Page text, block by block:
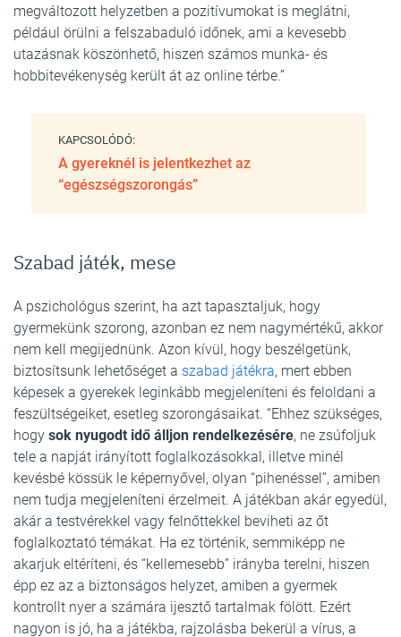
megváltozott helyzetben a pozitívumokat is meglátni,
például örülni a felszabaduló időnek, ami a kevesebb
utazásnak köszönhető, hiszen számos munka- és
hobbitevékenység került át az online térbe.”
KAPCSOLÓDÓ:
A gyereknél is jelentkezhet az
“egészségszorongás”
Szabad játék, mese
A pszichológus szerint, ha azt tapasztaljuk, hogy
gyermekünk szorong, azonban ez nem nagymértékű, akkor
nem kell megijednünk. Azon kívül, hogy beszélgetünk,
biztosítsunk lehetőséget a szabad játékra, mert ebben
képesek a gyerekek leginkább megjeleníteni és feloldani a
feszültségeiket, esetleg szorongásaikat. “Ehhez szükséges,
hogy sok nyugodt idő álljon rendelkezésére, ne zsúfoljuk
tele a napját irányított foglalkozásokkal, illetve minél
kevésbé kössük le képernyővel, olyan “pihenéssel”, amiben
nem tudja megjeleníteni érzelmeit. A játékban akár egyedül,
akár a testvérekkel vagy felnőttekkel beviheti az őt
foglalkoztató témákat. Ha ez történik, semmiképp ne
akarjuk eltéríteni, és “kellemesebb” irányba terelni, hiszen
épp ez az a biztonságos helyzet, amiben a gyermek
kontrollt nyer a számára ijesztő tartalmak fölött. Ezért
nagyon is jó, ha a játékba, rajzolásba bekerül a vírus, a